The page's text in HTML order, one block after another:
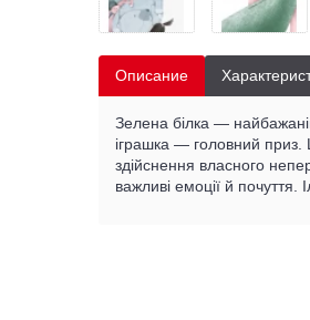
Описание
Зелена білка —
іграшка — головний приз.
здійснення власного
важливі емоції й